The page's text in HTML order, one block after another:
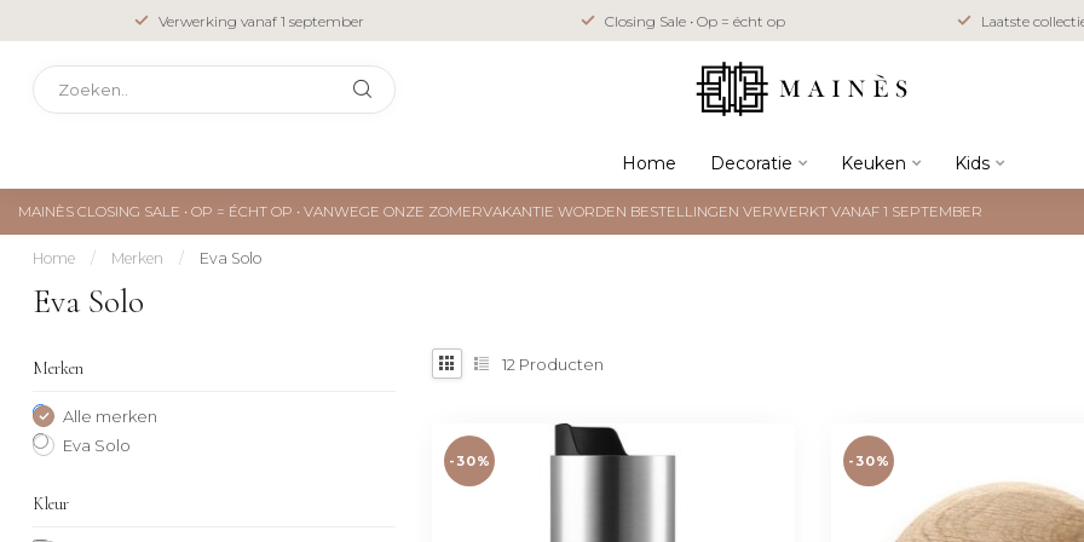
Verwerking vanaf 1 september Closing Sale • Op = écht op Laatste
Home Decoratie Keuken Kids
MAINÈS CLOSING SALE • OP = ÉCHT OP • VANWEGE ONZE ZOMERVAKANTIE WORDEN BESTELLINGEN VERWERKT VANAF 1 SEPTEMBER
Home / Merken / Eva Solo
Eva Solo
Merken
Alle merken
Eva Solo
Kleur
12 Producten
-30% -30%